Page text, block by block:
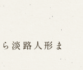
淡路人形ま